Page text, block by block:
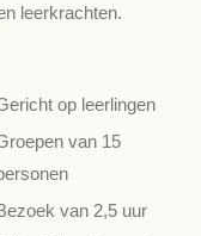
leerkrachten.
op leerlingen
van 15
van 2,5 uur